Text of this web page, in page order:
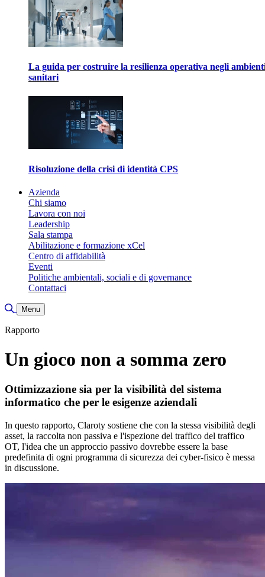
La guida per costruire la resilienza operativa negli
sanitari
Risoluzione della crisi di identità CPS
Azienda
Chi siamo
Lavora con noi
Leadership
Sala stampa
Abilitazione e formazione xCel
Centro di affidabilità
Eventi
Politiche ambientali, sociali e di governance
Contattaci
Attiva/disattiva ricerca
Menu
Rapporto
Un gioco non a somma zero
Ottimizzazione sia per la visibilità del sistema
informatico che per le esigenze aziendali
In questo rapporto, Claroty sostiene che con la stessa visibilità degli
asset, la raccolta non passiva e l'ispezione del traffico del traffico
OT, l'idea che un approccio passivo dovrebbe essere la base
predefinita di ogni programma di sicurezza dei cyber-fisico è messa
in discussione.